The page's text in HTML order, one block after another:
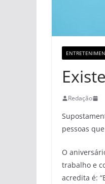
Redação
pessoas
O
trabalho e
acredita é: